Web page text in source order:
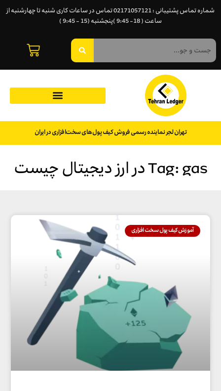
شماره تماس پشتیبانی : 02171057121 تماس در ساعات کاری شنبه تا چهارشنبه از
ساعت ( 18- 9:45 )پنجشنبه (15 - 9:45 )
تهران لجر نماینده رسمی فروش کیف پول‌های سخت‌افزاری در ایران
Tag: gas در ارز دیجیتال چیست
آموزش کیف پول سخت افزاری